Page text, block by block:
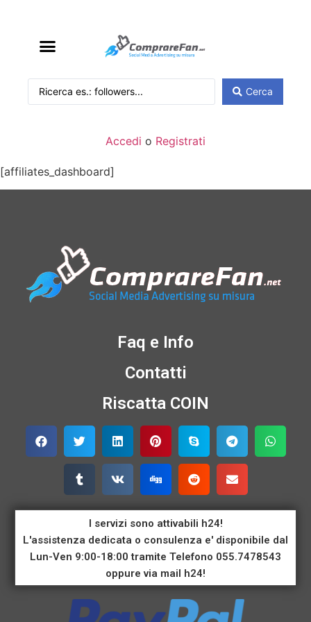
Cerca
Accedi o Registrati
[affiliates_dashboard]
Faq e Info
Contatti
Riscatta COIN
I servizi sono attivabili h24!
L'assistenza dedicata o consulenza e' disponibile dal
Lun-Ven 9:00-18:00 tramite Telefono 055.7478543
oppure via mail h24!